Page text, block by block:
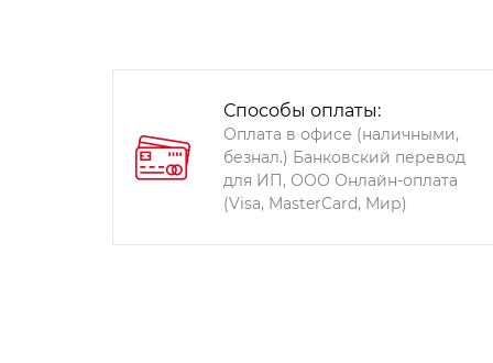
Способы оплаты:
Оплата в офисе (наличными,
безнал.) Банковский перевод
для ИП, ООО Онлайн-оплата
(Visa, MasterCard, Мир)